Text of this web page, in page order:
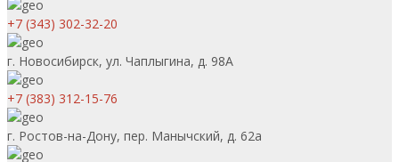
+7 (343) 302-32-20
г. Новосибирск, ул. Чаплыгина, д. 98А
+7 (383) 312-15-76
г. Ростов-на-Дону, пер. Манычский, д. 62а